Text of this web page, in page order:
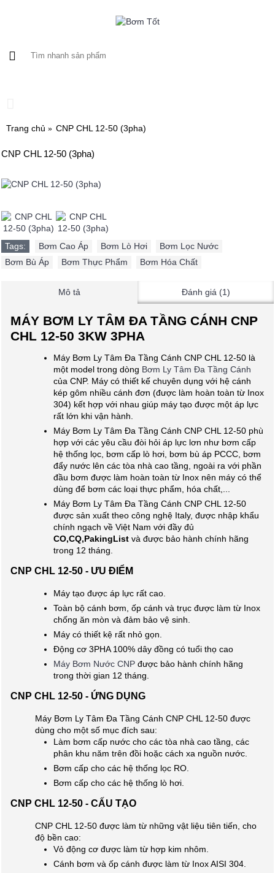
Trang chủ CNP CHL 12-50 (3pha)
CNP CHL 12-50 (3pha)
Tags: Bơm Cao Áp Bơm Lò Hơi Bơm Lọc Nước
Bơm Bù Áp
Bơm Thực Phẩm Bơm Hóa Chất
Mô tả Đánh giá (1)
MÁY BƠM LY TÂM ĐA TẦNG CÁNH CNP
CHL 12-50 3KW 3PHA
Máy Bơm Ly Tâm Đa Tầng Cánh CNP CHL 12-50 là
một model trong dòng Bơm Ly Tâm Đa Tầng Cánh
của CNP. Máy có thiết kế chuyên dụng với hệ cánh
kép gôm nhiều cánh đơn (được làm hoàn toàn từ Inox
304) kết hợp với nhau giúp máy tạo được một áp lực
rất lớn khi vận hành.
Máy Bơm Ly Tâm Đa Tầng Cánh CNP CHL 12-50 phù
hợp với các yêu cầu đòi hỏi áp lực lơn như bơm cấp
hệ thống lọc, bơm cấp lò hơi, bơm bù áp PCCC, bơm
đẩy nước lên các tòa nhà cao tầng, ngoài ra với phần
đầu bơm được làm hoàn toàn từ Inox nên máy có thể
dùng để bơm các loại thực phẩm, hóa chất,...
Máy Bơm Ly Tâm Đa Tầng Cánh CNP CHL 12-50
được sản xuất theo công nghệ Italy, được nhập khẩu
chính ngạch về Việt Nam với đầy đủ
CO,CQ,PakingList và được bảo hành chính hãng
trong 12 tháng.
CNP CHL 12-50 - ƯU ĐIỂM
Máy tạo được áp lực rất cao.
Toàn bộ cánh bơm, ốp cánh và trục được làm từ Inox
chống ăn mòn và đảm bảo vệ sinh.
Máy có thiết kệ rất nhỏ gọn.
Động cơ 3PHA 100% dây đồng có tuổi thọ cao
Máy Bơm Nước CNP được bảo hành chính hãng
trong thời gian 12 tháng.
CNP CHL 12-50 - ỨNG DỤNG
Máy Bơm Ly Tâm Đa Tầng Cánh CNP CHL 12-50 được
dùng cho một số mục đích sau:
Làm bơm cấp nước cho các tòa nhà cao tầng, các
phân khu năm trên đồi hoặc cách xa nguồn nước.
Bơm cấp cho các hệ thống lọc RO.
Bơm cấp cho các hệ thống lò hơi.
CNP CHL 12-50 - CẤU TẠO
CNP CHL 12-50 được làm từ những vật liệu tiên tiến, cho
độ bền cao:
Vỏ động cơ được làm từ hợp kim nhôm.
Cánh bơm và ốp cánh được làm từ Inox AISI 304.